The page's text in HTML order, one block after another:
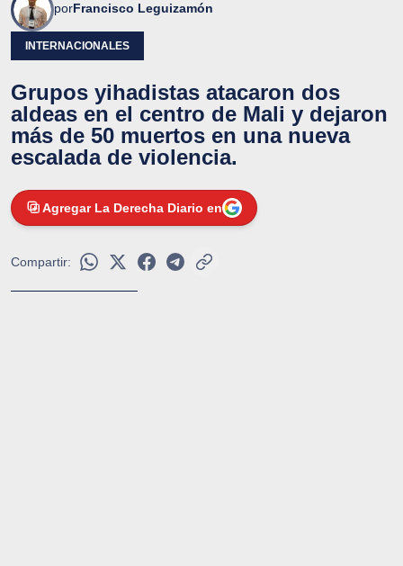
porFrancisco Leguizamón
INTERNACIONALES
Grupos yihadistas atacaron dos
aldeas en el centro de Mali y dejaron
más de 50 muertos en una nueva
escalada de violencia.
Agregar La Derecha Diario en
Compartir: